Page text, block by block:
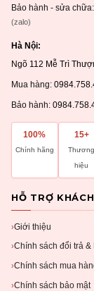
Bảo hành - sửa chữa:
(zalo)
Hà Nội:
Ngõ 112 Mễ Trì
Mua hàng:
Bảo hành:
100%
Chính hãng
15+
Thương
hiệu
HỖ TRỢ
›Giới thiệu
›Chính sách đổi trả &
›Chính sách mua
›Chính sách bảo mật